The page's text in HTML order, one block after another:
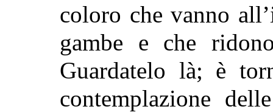
coloro che vanno
gambe e che
Guardatelo là; è
contemplazione